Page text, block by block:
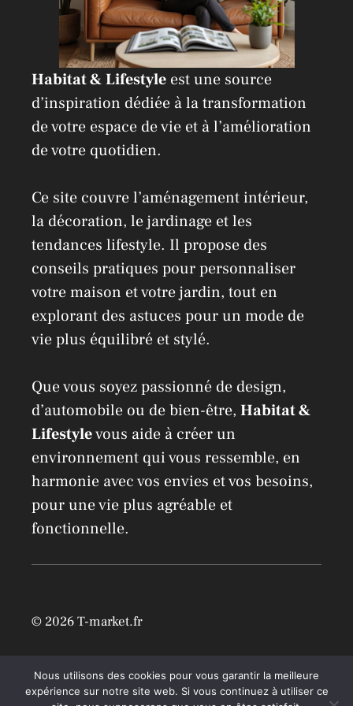
Habitat & Lifestyle est une source
d’inspiration dédiée à la transformation
de votre espace de vie et à l’amélioration
de votre quotidien.
Ce site couvre l’aménagement intérieur,
la décoration, le jardinage et les
tendances lifestyle. Il propose des
conseils pratiques pour personnaliser
votre maison et votre jardin, tout en
explorant des astuces pour un mode de
vie plus équilibré et stylé.
Que vous soyez passionné de design,
d’automobile ou de bien-être, Habitat &
Lifestylevous aide à créer un
environnement qui vous ressemble, en
harmonie avec vos envies et vos besoins,
pour une vie plus agréable et
fonctionnelle.
© 2026 T-market.fr
Nous utilisons des cookies pour vous garantir la meilleure
expérience sur notre site web. Si vous continuez à utiliser ce